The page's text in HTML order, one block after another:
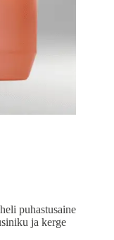
puhastusaine
ja kerge